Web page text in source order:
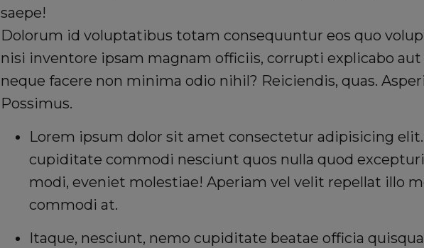
saepe!
Dolorum id voluptatibus totam consequuntur eos quo
nisi inventore ipsam magnam officiis, corrupti explicabo
neque facere non minima odio nihil? Reiciendis, quas.
Possimus.
Lorem ipsum dolor sit amet consectetur adipisicing
cupiditate commodi nesciunt quos nulla quod
modi, eveniet molestiae! Aperiam vel velit repellat illo
commodi at.
Itaque, nesciunt, nemo cupiditate beatae officia